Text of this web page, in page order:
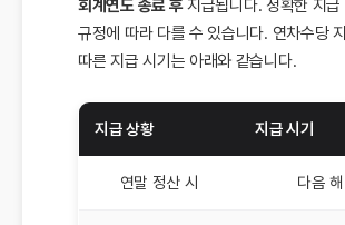
회계연도 종료 후지급됩니다. 정확한 지급
규정에 따라 다를 수 있습니다. 연차수당
따른 지급 시기는 아래와 같습니다.
지급 상황 지급 시기
연말 정산 시 다음